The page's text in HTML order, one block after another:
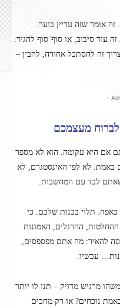
אומר שזה עדיין בוער.
עוד סיבוב, או סוף־סוף להגיד:
זה להסתכל אחורה, להבין –
מעצמכם
אם היא עקומה. הוא לא מספר
באמת. לא לפי האינסטגרם, לא
לבד עם המחשבות.
תלוי בכנות שלכם. כי
ההחלטות, ההרגלים, האמונות
להאיר: מה אתם מפספסים,
עכשיו.
מרגיש מדויק – תנו לו יותר
נוכחים? או רק מחכים